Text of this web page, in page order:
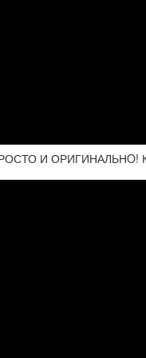
И ОРИГИНАЛЬНO!